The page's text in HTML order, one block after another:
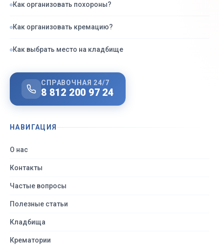
Как организовать похороны?
Как организовать кремацию?
Как выбрать место на кладбище
СПРАВОЧНАЯ 24/7
8 812 200 97 24
НАВИГАЦИЯ
О нас
Контакты
Частые вопросы
Полезные статьи
Кладбища
Крематории